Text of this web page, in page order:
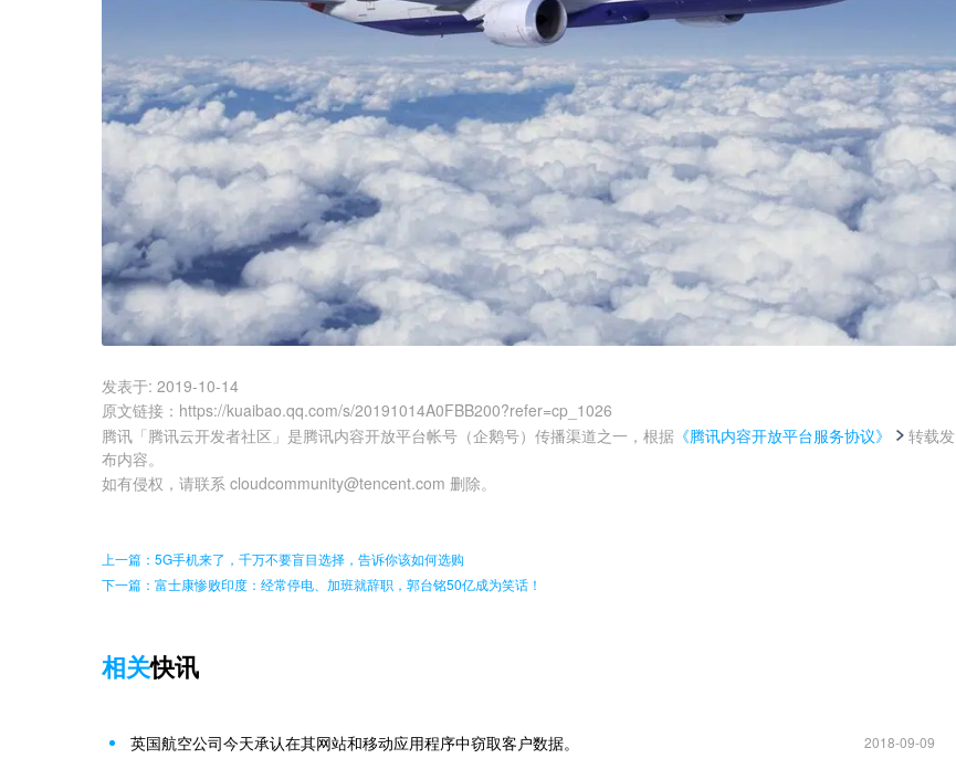
发表于: 2019-10-14
原文链接 ： https://kuaibao.qq.com/s/20191014A0FBB200?refer=cp_1026
腾讯「腾讯云开发者社区」是腾讯内容开放平台帐号（企鹅号）传播渠道之一，根据 《腾讯内容开放平台服务协议》
转载发
布内容。
如有侵权，请联系 cloudcommunity@tencent.com 删除。
上一篇：5G手机来了，千万不要盲目选择，告诉你该如何选购
下一篇：富士康惨败印度：经常停电、加班就辞职，郭台铭50亿成为笑话！
相关快讯
英国航空公司今天承认在其网站和移动应用程序中窃取客户数据。 2018-09-09